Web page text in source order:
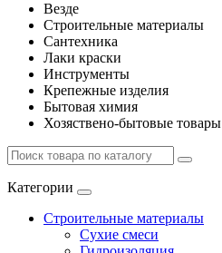
Везде
Строительные материалы
Сантехника
Лаки краски
Инструменты
Крепежные изделия
Бытовая химия
Хозяствено-бытовые товары
Категории
Строительные материалы
Сухие смеси